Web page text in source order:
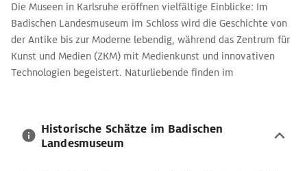
Die Museen in Karlsruhe eröffnen vielfältige Einblicke: Im
Badischen Landesmuseum im Schloss wird die Geschichte von
der Antike bis zur Moderne lebendig, während das Zentrum für
Kunst und Medien (ZKM) mit Medienkunst und innovativen
Technologien begeistert. Naturliebende finden im
Kulturgenuss für alle Altersgruppen.
Historische Schätze im Badischen
Landesmuseum